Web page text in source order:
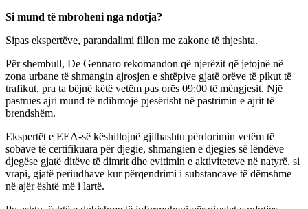
Si mund të mbroheni nga ndotja?
Sipas ekspertëve, parandalimi fillon me zakone të thjeshta.
Për shembull, De Gennaro rekomandon që njerëzit që jetojnë në
zona urbane të shmangin ajrosjen e shtëpive gjatë orëve të pikut të
trafikut, pra ta bëjnë këtë vetëm pas orës 09:00 të mëngjesit. Një
pastrues ajri mund të ndihmojë pjesërisht në pastrimin e ajrit të
brendshëm.
Ekspertët e EEA-së këshillojnë gjithashtu përdorimin vetëm të
sobave të certifikuara për djegie, shmangien e djegies së lëndëve
djegëse gjatë ditëve të dimrit dhe evitimin e aktiviteteve në natyrë, si
vrapi, gjatë periudhave kur përqendrimi i substancave të dëmshme
në ajër është më i lartë.